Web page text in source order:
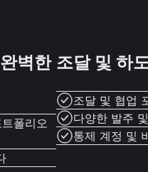
벽한
폴리오
조달 및 하
조달 및 협업
다양한 발주
통제 계정 및